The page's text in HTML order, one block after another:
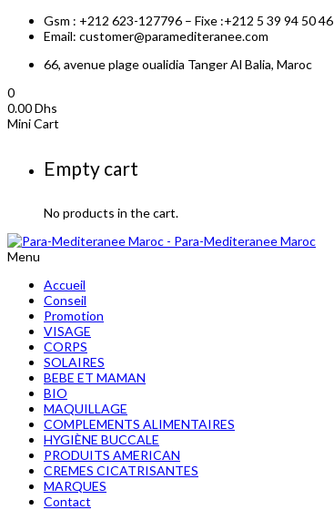
Gsm : +212 623-127796 – Fixe :+212 5 39 94 50 46
Email: customer@paramediteranee.com
66, avenue plage oualidia Tanger Al Balia, Maroc
0
0.00Dhs
Mini Cart
Empty cart
No products in the cart.
Menu
Accueil
Conseil
Promotion
VISAGE
CORPS
SOLAIRES
BEBE ET MAMAN
BIO
MAQUILLAGE
COMPLEMENTS ALIMENTAIRES
HYGIÈNE BUCCALE
PRODUITS AMERICAN
CREMES CICATRISANTES
MARQUES
Contact